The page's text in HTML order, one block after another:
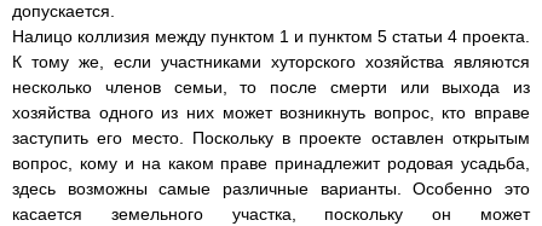
допускается.
Налицо коллизия между пунктом 1 и пунктом 5 статьи 4 проекта.
К тому же, если участниками хуторского хозяйства являются
несколько членов семьи, то после смерти или выхода из
хозяйства одного из них может возникнуть вопрос, кто вправе
заступить его место. Поскольку в проекте оставлен открытым
вопрос, кому и на каком праве принадлежит родовая усадьба,
здесь возможны самые различные варианты. Особенно это
касается земельного участка, поскольку он может